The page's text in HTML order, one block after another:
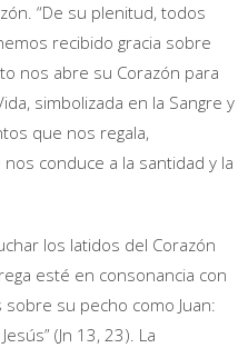
“De su plenitud, todos
recibido gracia sobre
nos abre su Corazón para
simbolizada en la Sangre y
que nos regala,
conduce a la santidad y la
los latidos del Corazón
esté en consonancia con
su pecho como Juan:
(Jn 13, 23). La